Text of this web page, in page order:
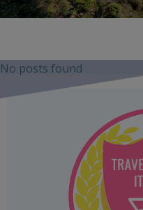
No posts found